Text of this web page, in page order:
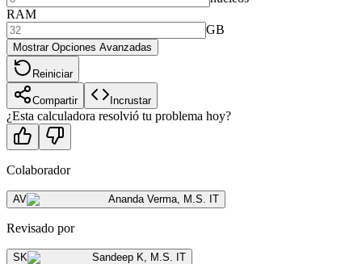
RAM
GB
Mostrar Opciones Avanzadas
Reiniciar
Compartir Incrustar
¿Esta calculadora resolvió tu problema hoy?
Colaborador
AV Ananda Verma M.S. IT
Revisado por
SK Sandeep K
M.S. IT